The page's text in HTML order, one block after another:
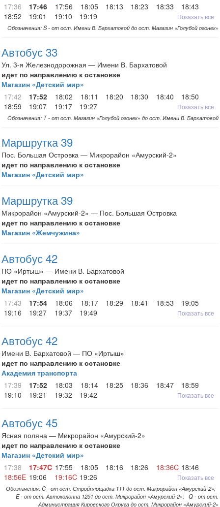
17:36
17:46 17:56 18:05 18:13 18:23 18:33
18:43
18:52
19:01 19:10 19:19 Показать все
Обозначения: S - от ост. Имени В. Бархатовой до ост. Магазин «Голубой огонек»
Автобус 33
Ул. 3-я Железнодорожная — Имени В. Бархатовой
идет по направлению к остановке
Магазин «Детский мир»
17:42
17:52 18:02 18:11 18:20 18:30 18:40
18:50
18:59
19:07 19:17 19:27 Показать все
Обозначения: T - от ост. Магазин «Голубой огонек» до ост. Имени В. Бархатовой
Маршрутка 39
Пос. Большая Островка — Микрорайон «Амурский-2»
идет по направлению к остановке
Магазин «Детский мир»
Маршрутка 39
Микрорайон «Амурский-2» — Пос. Большая Островка
идет по направлению к остановке
Магазин «Жемчужина»
Автобус 42
ПО «Иртыш» — Имени В. Бархатовой
идет по направлению к остановке
Магазин «Детский мир»
17:43
17:54 18:06 18:17 18:29 18:41 18:53
19:05
19:16
19:27 19:37 19:49 Показать все
Автобус 42
Имени В. Бархатовой — ПО «Иртыш»
идет по направлению к остановке
Академия транспорта
17:39
17:52 18:03 18:14 18:25 18:36 18:47
18:59
19:10
19:21 19:32 19:42 Показать все
Автобус 45
Ясная поляна — Микрорайон «Амурский-2»
идет по направлению к остановке
Магазин «Детский мир»
17:38
17:47C 17:55 18:05 18:16 18:26 18:36C 18:46
18:56E 19:06 19:16C 19:26 Показать все
Обозначения: C - от ост. Стройплощадка 111 до ост. Микрорайон «Амурский-2»;
E - от ост. Автоколонна 1251 до ост. Микрорайон «Амурский-2»; Q - от ост.
Администрация Кировского Округа до ост. Микрорайон «Амурский-2»